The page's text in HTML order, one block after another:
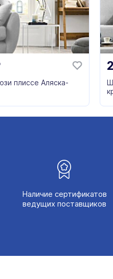
плиссе Аляска-
Наличие сертификатов
ведущих поставщиков